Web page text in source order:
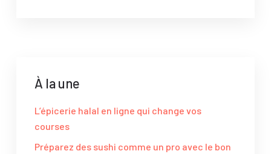
À la une
L’épicerie halal en ligne qui change vos
courses
Préparez des sushi comme un pro avec le bon